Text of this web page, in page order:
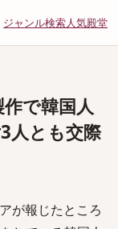
ジャンル検索人気殿堂
で韓国人
人とも交際
が報じたところ